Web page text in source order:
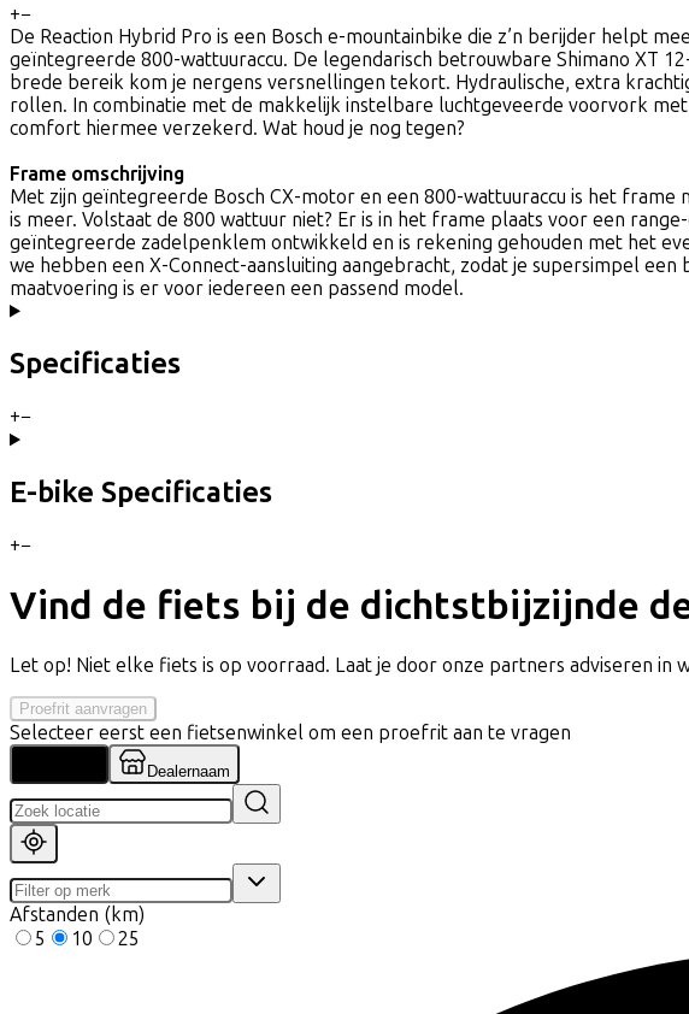
+−
De Reaction Hybrid Pro is een Bosch e-mountainbike die z’n berijder helpt
geïntegreerde 800-wattuuraccu. De legendarisch betrouwbare Shimano XT
brede bereik kom je nergens versnellingen tekort. Hydraulische, extra
rollen. In combinatie met de makkelijk instelbare luchtgeveerde voorvork
comfort hiermee verzekerd. Wat houd je nog tegen?
Frame omschrijving
Met zijn geïntegreerde Bosch CX-motor en een 800-wattuuraccu is het
is meer. Volstaat de 800 wattuur niet? Er is in het frame plaats voor een
geïntegreerde zadelpenklem ontwikkeld en is rekening gehouden met het
we hebben een X-Connect-aansluiting aangebracht, zodat je supersimpel
maatvoering is er voor iedereen een passend model.
Specificaties
+−
E-bike Specificaties
+−
Vind de fiets bij de dichtstbijzijnde
Let op! Niet elke fiets is op voorraad. Laat je door onze partners adviseren
Proefrit aanvragen
Selecteer eerst een fietsenwinkel om een proefrit aan te vragen
Dealernaam
Afstanden (km)
5
10 25